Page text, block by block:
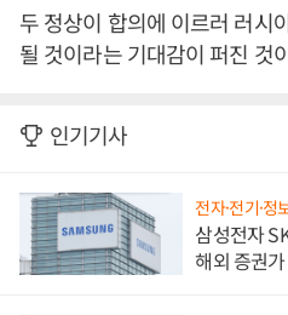
두 정상이 합의에 이르러 러시
될 것이라는 기대감이 퍼진 것
인기기사
전자·전기·정
삼성전자
해외 증권